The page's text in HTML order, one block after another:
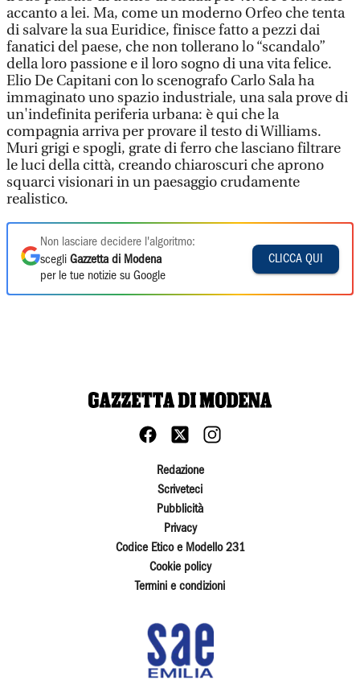
accanto a lei. Ma, come un moderno Orfeo che tenta
di salvare la sua Euridice, finisce fatto a pezzi dai
fanatici del paese, che non tollerano lo “scandalo”
della loro passione e il loro sogno di una vita felice.
Elio De Capitani con lo scenografo Carlo Sala ha
immaginato uno spazio industriale, una sala prove di
un'indefinita periferia urbana: è qui che la
compagnia arriva per provare il testo di Williams.
Muri grigi e spogli, grate di ferro che lasciano filtrare
le luci della città, creando chiaroscuri che aprono
squarci visionari in un paesaggio crudamente
realistico.
Non lasciare decidere l'algoritmo:
scegli Gazzetta di Modena
per le tue notizie su Google
CLICCA QUI
Redazione
Scriveteci
Pubblicità
Privacy
Codice Etico e Modello 231
Cookie policy
Termini e condizioni